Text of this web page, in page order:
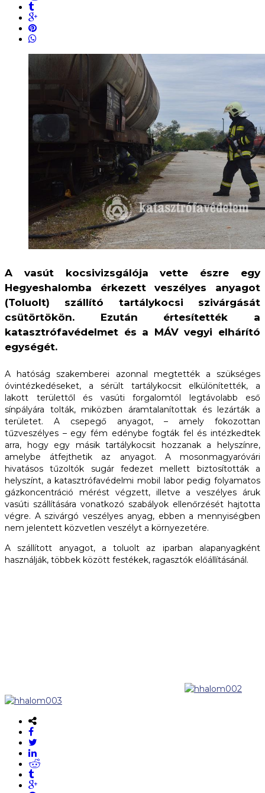
A vasút kocsivizsgálója vette észre egy
Hegyeshalomba érkezett veszélyes anyagot
(Toluolt) szállító tartálykocsi szivárgását
csütörtökön. Ezután értesítették a
katasztrófavédelmet és a MÁV vegyi elhárító
egységét.
A hatóság szakemberei azonnal megtették a szükséges
óvintézkedéseket, a sérült tartálykocsit elkülönítették, a
lakott területtől és vasúti forgalomtól legtávolabb eső
sínpályára tolták, miközben áramtalanítottak és lezárták a
területet. A csepegő anyagot, – amely fokozottan
tűzveszélyes – egy fém edénybe fogták fel és intézkedtek
arra, hogy egy másik tartálykocsit hozzanak a helyszínre,
amelybe átfejthetik az anyagot. A mosonmagyaróvári
hivatásos tűzoltók sugár fedezet mellett biztosították a
helyszínt, a katasztrófavédelmi mobil labor pedig folyamatos
gázkoncentráció mérést végzett, illetve a veszélyes áruk
vasúti szállítására vonatkozó szabályok ellenőrzését hajtotta
végre. A szivárgó veszélyes anyag, ebben a mennyiségben
nem jelentett közvetlen veszélyt a környezetére.
A szállított anyagot, a toluolt az iparban alapanyagként
használják, többek között festékek, ragasztók előállításánál.